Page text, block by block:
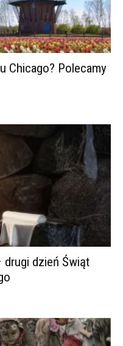
Chicago? Polecamy
drugi dzień Świąt